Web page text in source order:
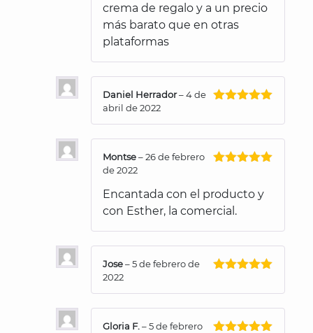
crema de regalo y a un precio
más barato que en otras
plataformas
con5de 5
Daniel Herrador–4 de
abril de 2022
Montse–26 de febrero
de 2022
Encantada con el producto y
con Esther, la comercial.
con5de 5
Jose–5 de febrero de
2022
Gloria F.–5 de febrero